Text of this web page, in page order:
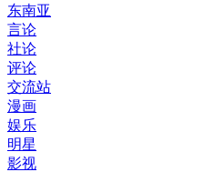
东南亚
言论
社论
评论
交流站
漫画
娱乐
明星
影视